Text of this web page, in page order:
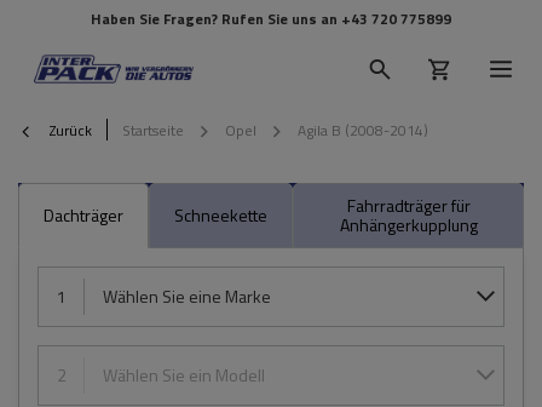
Haben Sie Fragen? Rufen Sie uns an +43 720 775899
Zurück Startseite Opel Agila B (2008-2014)
Dachträger Schneekette Fahrradträger für
Anhängerkupplung
1 Wählen Sie eine Marke
2 Wählen Sie ein Modell